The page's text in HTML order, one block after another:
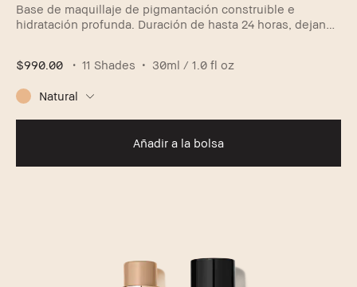
Base de maquillaje de pigmantación construible e
hidratación profunda. Duración de hasta 24 horas, dejando
$990.00
11 Shades 30ml / 1.0 fl oz
Natural
Añadir a la bolsa